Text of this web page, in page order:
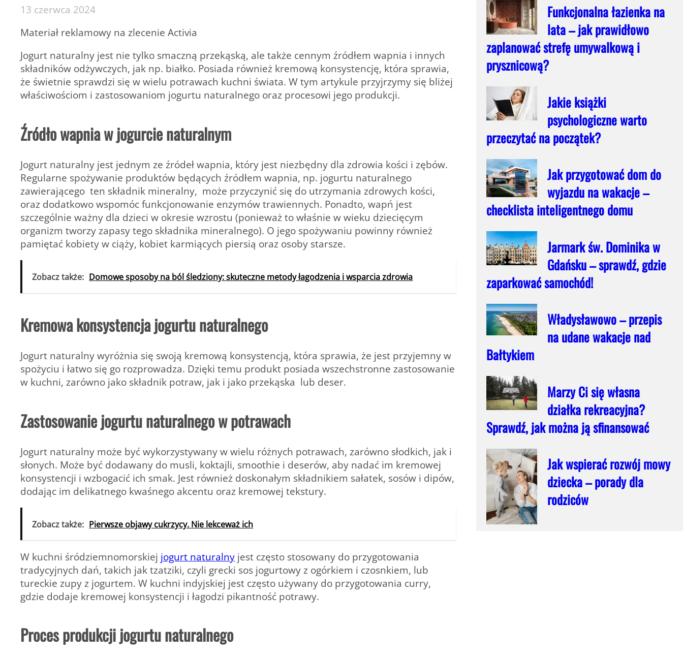
13 czerwca 2024
Materiał reklamowy na zlecenie Activia
Jogurt naturalny jest nie tylko smaczną przekąską, ale także cennym źródłem wapnia i innych
składników odżywczych, jak np. białko. Posiada również kremową konsystencję, która sprawia,
że świetnie sprawdzi się w wielu potrawach kuchni świata. W tym artykule przyjrzymy się bliżej
właściwościom i zastosowaniom jogurtu naturalnego oraz procesowi jego produkcji.
Źródło wapnia w jogurcie naturalnym
Jogurt naturalny jest jednym ze źródeł wapnia, który jest niezbędny dla zdrowia kości i zębów.
Regularne spożywanie produktów będących źródłem wapnia, np. jogurtu naturalnego
zawierającego ten składnik mineralny, może przyczynić się do utrzymania zdrowych kości,
oraz dodatkowo wspomóc funkcjonowanie enzymów trawiennych. Ponadto, wapń jest
szczególnie ważny dla dzieci w okresie wzrostu (ponieważ to właśnie w wieku dziecięcym
organizm tworzy zapasy tego składnika mineralnego). O jego spożywaniu powinny również
pamiętać kobiety w ciąży, kobiet karmiących piersią oraz osoby starsze.
Zobacz także: Domowe sposoby na ból śledziony: skuteczne metody łagodzenia i wsparcia zdrowia
Kremowa konsystencja jogurtu naturalnego
Jogurt naturalny wyróżnia się swoją kremową konsystencją, która sprawia, że jest przyjemny w
spożyciu i łatwo się go rozprowadza. Dzięki temu produkt posiada wszechstronne zastosowanie
w kuchni, zarówno jako składnik potraw, jak i jako przekąska lub deser.
Zastosowanie jogurtu naturalnego w potrawach
Jogurt naturalny może być wykorzystywany w wielu różnych potrawach, zarówno słodkich, jak i
słonych. Może być dodawany do musli, koktajli, smoothie i deserów, aby nadać im kremowej
konsystencji i wzbogacić ich smak. Jest również doskonałym składnikiem sałatek, sosów i dipów,
dodając im delikatnego kwaśnego akcentu oraz kremowej tekstury.
Zobacz także: Pierwsze objawy cukrzycy. Nie lekceważ ich
W kuchni śródziemnomorskiej jogurt naturalny jest często stosowany do przygotowania
tradycyjnych dań, takich jak tzatziki, czyli grecki sos jogurtowy z ogórkiem i czosnkiem, lub
tureckie zupy z jogurtem. W kuchni indyjskiej jest często używany do przygotowania curry,
gdzie dodaje kremowej konsystencji i łagodzi pikantność potrawy.
Proces produkcji jogurtu naturalnego
Funkcjonalna łazienka na
lata – jak prawidłowo
zaplanować strefę umywalkową i
prysznicową?
Jakie książki
psychologiczne warto
przeczytać na początek?
Jak przygotować dom do
wyjazdu na wakacje –
checklista inteligentnego domu
Jarmark św. Dominika w
Gdańsku – sprawdź, gdzie
zaparkować samochód!
Władysławowo – przepis
na udane wakacje nad
Bałtykiem
Marzy Ci się własna
działka rekreacyjna?
Sprawdź, jak można ją sfinansować
Jak wspierać rozwój mowy
dziecka – porady dla
rodziców